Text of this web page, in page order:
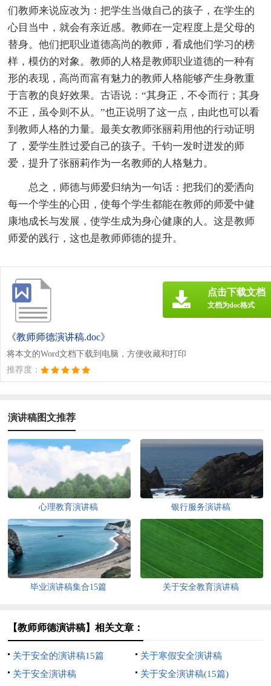
们教师来说应改为：把学生当做自己的孩子，在学生的
心目当中，就会有亲近感。教师在一定程度上是父母的
替身。他们把职业道德高尚的教师，看成他们学习的榜
样，模仿的对象。教师的人格是教师职业道德的一种有
形的表现，高尚而富有魅力的教师人格能够产生身教重
于言教的良好效果。古语说：“其身正，不令而行；其身
不正，虽令则不从。”也正说明了这一点，由此也可以看
到教师人格的力量。最美女教师张丽莉用他的行动证明
了，爱学生胜过爱自己的孩子。千钧一发时迸发的师
爱，提升了张丽莉作为一名教师的人格魅力。
总之，师德与师爱归纳为一句话：把我们的爱洒向
每一个学生的心田，使每个学生都能在教师的师爱中健
康地成长与发展，使学生成为身心健康的人。这是教师
师爱的践行，这也是教师师德的提升。
《教师师德演讲稿.doc》
将本文的Word文档下载到电脑，方便收藏和打印
推荐度：
点击下载文档
文档为doc格式
演讲稿图文推荐
心理教育演讲稿 银行服务演讲稿
毕业演讲稿集合15篇 关于安全教育演讲稿
【教师师德演讲稿】相关文章：
关于安全的演讲稿15篇
关于寒假安全演讲稿
关于安全演讲稿
关于安全演讲稿(15篇)